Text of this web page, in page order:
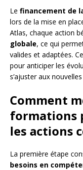
Le financement de
lors de la mise en
Atlas, chaque action
globale, ce qui
valides et adaptées.
pour anticiper les
s’ajuster aux
Comment
formations
les actions
La première étape
besoins en